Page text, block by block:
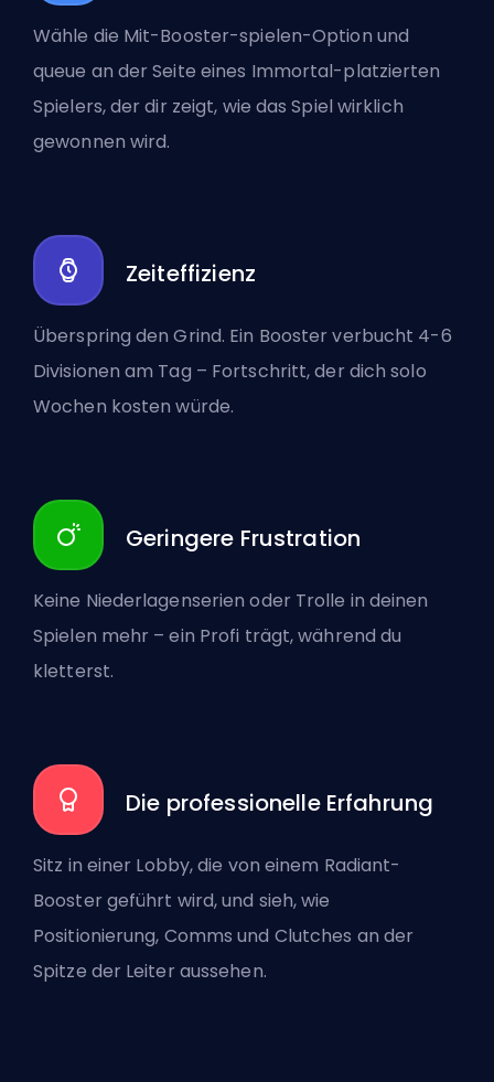
Wähle die Mit-Booster-spielen-Option und
queue an der Seite eines Immortal-platzierten
Spielers, der dir zeigt, wie das Spiel wirklich
gewonnen wird.
Zeiteffizienz
Überspring den Grind. Ein Booster verbucht 4-6
Divisionen am Tag – Fortschritt, der dich solo
Wochen kosten würde.
Geringere Frustration
Keine Niederlagenserien oder Trolle in deinen
Spielen mehr – ein Profi trägt, während du
kletterst.
Die professionelle Erfahrung
Sitz in einer Lobby, die von einem Radiant-
Booster geführt wird, und sieh, wie
Positionierung, Comms und Clutches an der
Spitze der Leiter aussehen.